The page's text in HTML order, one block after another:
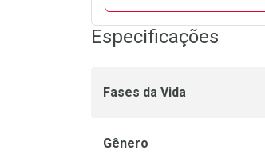
Especificações
Fases da Vida
Gênero